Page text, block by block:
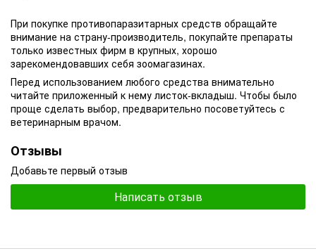
При покупке противопаразитарных средств обращайте
внимание на страну-производитель, покупайте препараты
только известных фирм в крупных, хорошо
зарекомендовавших себя зоомагазинах.
Перед использованием любого средства внимательно
читайте приложенный к нему листок-вкладыш. Чтобы было
проще сделать выбор, предварительно посоветуйтесь с
ветеринарным врачом.
Отзывы
Добавьте первый отзыв
Написать отзыв